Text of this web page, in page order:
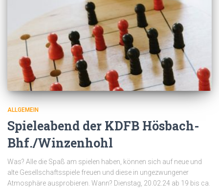
ALLGEMEIN
Spieleabend der KDFB Hösbach-
Bhf./Winzenhohl
Was? Alle die Spaß am spielen haben, können sich auf neue und
alte Gesellschaftsspiele freuen und diese in ungezwungener
Atmosphäre ausprobieren. Wann? Dienstag, 20.02.24 ab 19 bis ca.